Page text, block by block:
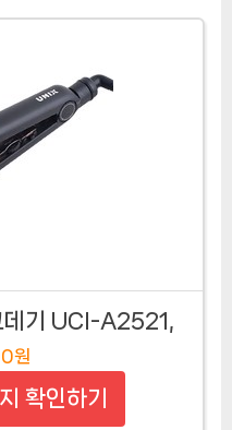
데기 UCI-A2521,
원
확인하기